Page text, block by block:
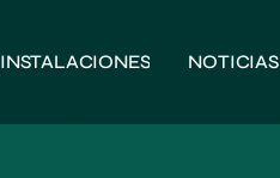
INSTALACIONES NOTICIAS